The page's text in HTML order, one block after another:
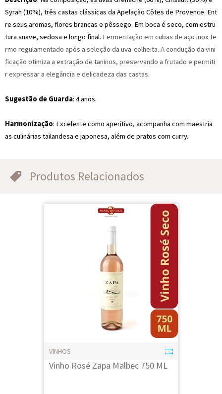
Syrah (10%), três castas clássicas da Apelação Côtes de Provence. Ent
re seus aromas, flores brancas e pêssego. Em boca é seco, com estru
tura suave, sedosa e longo final. Fermentação em cubas de aço inox te
rmo regulamentado após a seleção da uva-colheita. A condução da vini
ficação otimiza a extração de taninos, preservando a frutado e permiti
r expressar a elegância e delicadeza das castas.
Sugestão de Guarda: 4 anos.
Harmonização: Excelente como aperitivo, acompanha com maestria
as culinárias tailandesa e japonesa, além de pratos com curry.
Produtos Relacionados
VINHOS
Vinho Rosé Zapa Malbec 750 ML